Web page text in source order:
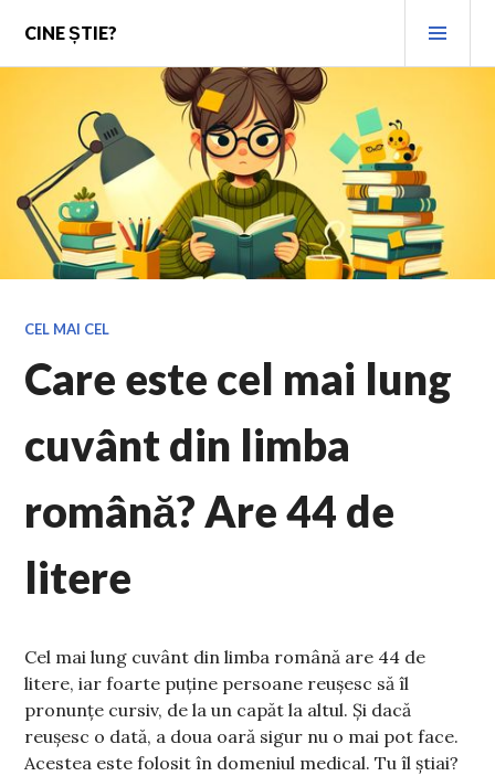
content
CINE ȘTIE?
CEL MAI CEL
Care este cel mai lung
cuvânt din limba
română? Are 44 de
litere
Cel mai lung cuvânt din limba română are 44 de
litere, iar foarte puține persoane reușesc să îl
pronunțe cursiv, de la un capăt la altul. Și dacă
reușesc o dată, a doua oară sigur nu o mai pot face.
Acestea este folosit în domeniul medical. Tu îl știai?